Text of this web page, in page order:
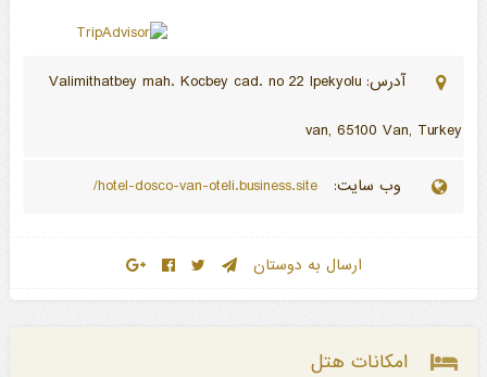
آدرس: Valimithatbey mah. Kocbey cad. no 22 Ipekyolu
van, 65100 Van, Turkey
وب سایت:
ارسال به دوستان
امکانات هتل